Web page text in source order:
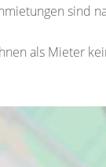
sind
als Mieter